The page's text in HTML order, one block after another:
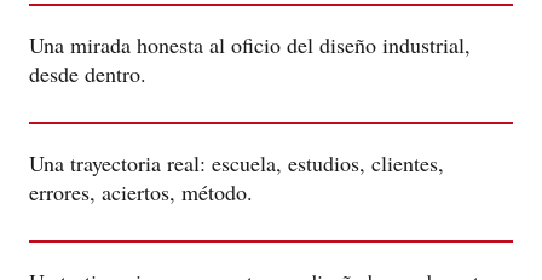
Una mirada honesta al oficio del diseño industrial,
desde dentro.
Una trayectoria real: escuela, estudios, clientes,
errores, aciertos, método.